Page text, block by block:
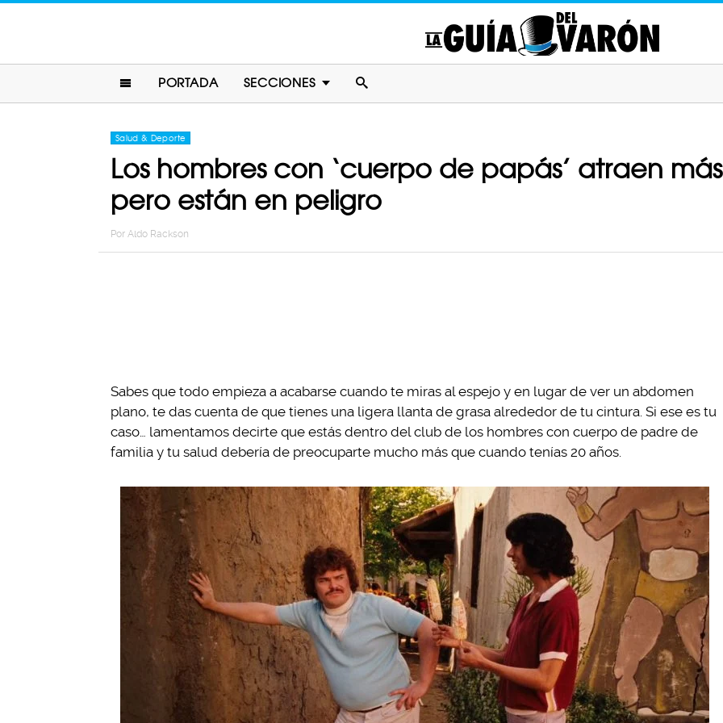
PORTADA SECCIONES
Salud & Deporte
Los hombres con ‘cuerpo de papás’ atraen
pero están en peligro
Por Aldo Rackson
Sabes que todo empieza a acabarse cuando te miras al espejo y en lugar de ver un abdomen
plano, te das cuenta de que tienes una ligera llanta de grasa alrededor de tu cintura. Si ese es tu
caso… lamentamos decirte que estás dentro del club de los hombres con cuerpo de padre de
familia y tu salud debería de preocuparte mucho más que cuando tenías 20 años.